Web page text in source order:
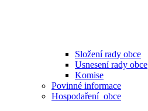
Složení rady obce
Usnesení rady obce
Komise
Povinné informace
Hospodaření obce